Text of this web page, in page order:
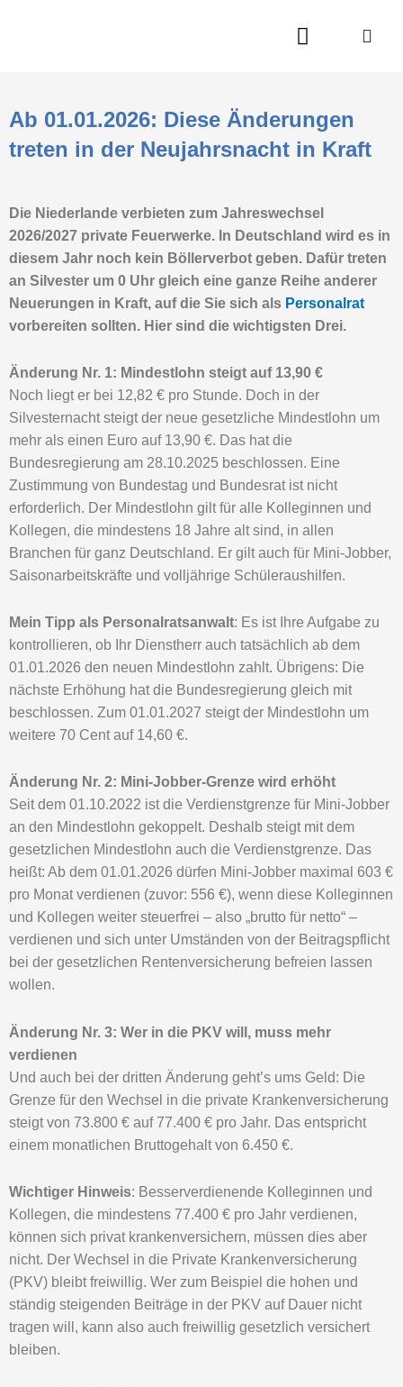
Ab 01.01.2026: Diese Änderungen
treten in der Neujahrsnacht in Kraft
Die Niederlande verbieten zum Jahreswechsel
2026/2027 private Feuerwerke. In Deutschland wird es in
diesem Jahr noch kein Böllerverbot geben. Dafür treten
an Silvester um 0 Uhr gleich eine ganze Reihe anderer
Neuerungen in Kraft, auf die Sie sich als Personalrat
vorbereiten sollten. Hier sind die wichtigsten Drei.
Änderung Nr. 1: Mindestlohn steigt auf 13,90 €
Noch liegt er bei 12,82 € pro Stunde. Doch in der
Silvesternacht steigt der neue gesetzliche Mindestlohn um
mehr als einen Euro auf 13,90 €. Das hat die
Bundesregierung am 28.10.2025 beschlossen. Eine
Zustimmung von Bundestag und Bundesrat ist nicht
erforderlich. Der Mindestlohn gilt für alle Kolleginnen und
Kollegen, die mindestens 18 Jahre alt sind, in allen
Branchen für ganz Deutschland. Er gilt auch für Mini-Jobber,
Saisonarbeitskräfte und volljährige Schüleraushilfen.
Mein Tipp als Personalratsanwalt: Es ist Ihre Aufgabe zu
kontrollieren, ob Ihr Dienstherr auch tatsächlich ab dem
01.01.2026 den neuen Mindestlohn zahlt. Übrigens: Die
nächste Erhöhung hat die Bundesregierung gleich mit
beschlossen. Zum 01.01.2027 steigt der Mindestlohn um
weitere 70 Cent auf 14,60 €.
Änderung Nr. 2: Mini-Jobber-Grenze wird erhöht
Seit dem 01.10.2022 ist die Verdienstgrenze für Mini-Jobber
an den Mindestlohn gekoppelt. Deshalb steigt mit dem
gesetzlichen Mindestlohn auch die Verdienstgrenze. Das
heißt: Ab dem 01.01.2026 dürfen Mini-Jobber maximal 603 €
pro Monat verdienen (zuvor: 556 €), wenn diese Kolleginnen
und Kollegen weiter steuerfrei – also „brutto für netto“ –
verdienen und sich unter Umständen von der Beitragspflicht
bei der gesetzlichen Rentenversicherung befreien lassen
wollen.
Änderung Nr. 3: Wer in die PKV will, muss mehr
verdienen
Und auch bei der dritten Änderung geht’s ums Geld: Die
Grenze für den Wechsel in die private Krankenversicherung
steigt von 73.800 € auf 77.400 € pro Jahr. Das entspricht
einem monatlichen Bruttogehalt von 6.450 €.
Wichtiger Hinweis: Besserverdienende Kolleginnen und
Kollegen, die mindestens 77.400 € pro Jahr verdienen,
können sich privat krankenversichern, müssen dies aber
nicht. Der Wechsel in die Private Krankenversicherung
(PKV) bleibt freiwillig. Wer zum Beispiel die hohen und
ständig steigenden Beiträge in der PKV auf Dauer nicht
tragen will, kann also auch freiwillig gesetzlich versichert
bleiben.